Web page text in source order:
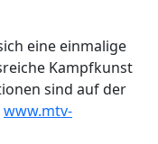
eine einmalige
Kampfkunst
sind auf der
www.mtv-